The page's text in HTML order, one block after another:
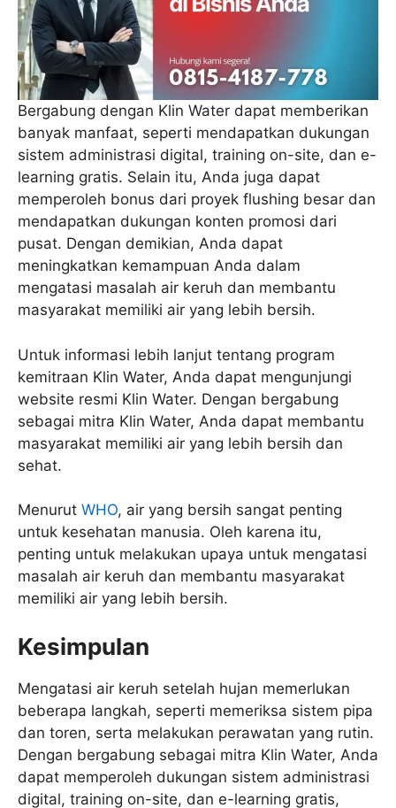
Bergabung dengan Klin Water dapat memberikan
banyak manfaat, seperti mendapatkan dukungan
sistem administrasi digital, training on-site, dan e-
learning gratis. Selain itu, Anda juga dapat
memperoleh bonus dari proyek flushing besar dan
mendapatkan dukungan konten promosi dari
pusat. Dengan demikian, Anda dapat
meningkatkan kemampuan Anda dalam
mengatasi masalah air keruh dan membantu
masyarakat memiliki air yang lebih bersih.
Untuk informasi lebih lanjut tentang program
kemitraan Klin Water, Anda dapat mengunjungi
website resmi Klin Water. Dengan bergabung
sebagai mitra Klin Water, Anda dapat membantu
masyarakat memiliki air yang lebih bersih dan
sehat.
Menurut WHO, air yang bersih sangat penting
untuk kesehatan manusia. Oleh karena itu,
penting untuk melakukan upaya untuk mengatasi
masalah air keruh dan membantu masyarakat
memiliki air yang lebih bersih.
Kesimpulan
Mengatasi air keruh setelah hujan memerlukan
beberapa langkah, seperti memeriksa sistem pipa
dan toren, serta melakukan perawatan yang rutin.
Dengan bergabung sebagai mitra Klin Water, Anda
dapat memperoleh dukungan sistem administrasi
digital, training on-site, dan e-learning gratis,